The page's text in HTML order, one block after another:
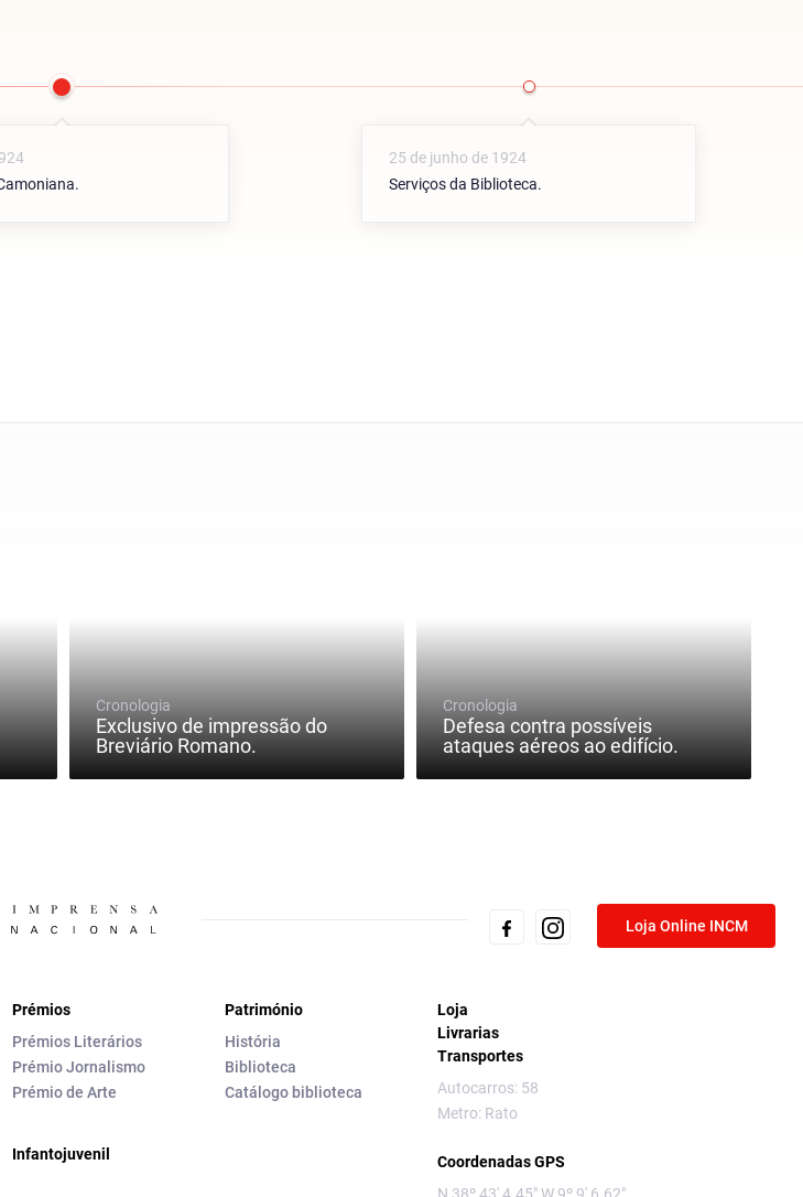
25 de junho de 1924
Serviços da Biblioteca.
Cronologia
Exclusivo de impressão do
Breviário Romano.
Cronologia
Defesa contra possíveis
ataques aéreos ao edifício.
Loja Online INCM
Prémios
Prémios Literários
Prémio Jornalismo
Prémio de Arte
Infantojuvenil
Património
História
Biblioteca
Catálogo biblioteca
Loja
Livrarias
Transportes
Autocarros: 58
Metro: Rato
Coordenadas GPS